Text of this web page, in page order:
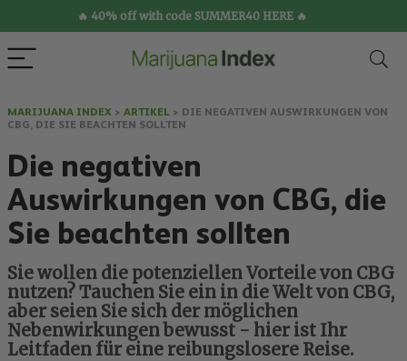
🔥 40% off with code SUMMER40 HERE 🔥
MARIJUANA INDEX > ARTIKEL > DIE NEGATIVEN AUSWIRKUNGEN VON
CBG, DIE SIE BEACHTEN SOLLTEN
Die negativen
Auswirkungen von CBG, die
Sie beachten sollten
Sie wollen die potenziellen Vorteile von CBG
nutzen? Tauchen Sie ein in die Welt von CBG,
aber seien Sie sich der möglichen
Nebenwirkungen bewusst - hier ist Ihr
Leitfaden für eine reibungslosere Reise.